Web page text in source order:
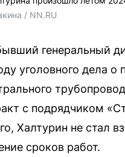
/ NN.RU
генеральный
уголовного дела
с подрядчиком
Халтурин не стал
сроков работ.